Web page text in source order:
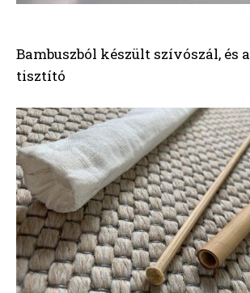
Bambuszból készült szívószál, és
tisztító